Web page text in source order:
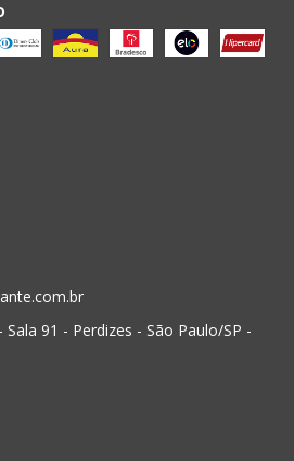
Sala 91 - Perdizes - São Paulo/SP -